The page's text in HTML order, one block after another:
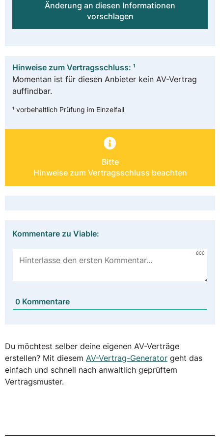
Änderung an diesen Informationen
vorschlagen
Hinweise zum Vertragsschluss: ¹
Momentan ist für diesen Anbieter kein AV-Vertrag
auffindbar.
¹ vorbehaltlich Prüfung im Einzelfall
Bitte
Hinweise zum Vertragsschluss beachten
Kommentare zu Viable:
800
0 Kommentare
Du möchtest selber deine eigenen AV-Verträge
erstellen? Mit diesem AV-Vertrag-Generator geht das
einfach und schnell nach anwaltlich geprüftem
Vertragsmuster.